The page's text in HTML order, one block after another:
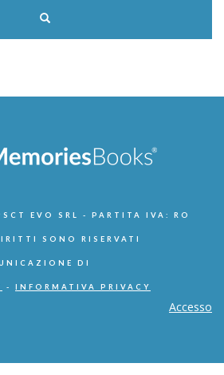
EVO SRL - PARTITA IVA: RO
SONO RISERVATI
DI
- INFORMATIVA PRIVACY
Accesso